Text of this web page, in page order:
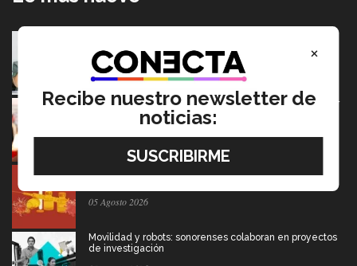
05 Agosto 2026
El escritor que dice que la derrota también merece ser
05 Agosto 2026
05 Agosto 2026
Movilidad y robots: sonorenses colaboran en proyectos
de investigación
×
Recibe nuestro newsletter de
noticias: